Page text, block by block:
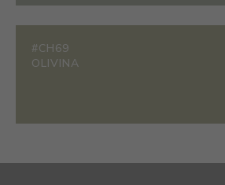
#CH69
OLIVINA